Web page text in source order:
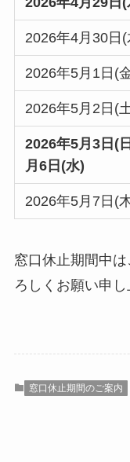
2026年4月30日(
2026年5月1日(
2026年5月2日(
2026年5月3日(
月6日(水)
2026年5月7日(
窓口休止期間中
ろしくお願い申し
窓口休止期間のご案内